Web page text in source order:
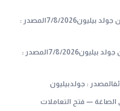
التقرير اليومي للذهب عالميا من جولد بيليون7/8/2026المصدر :
التقرير اليومي للذهب محليا من جولد بيليون7/8/2026المصدر :
: جولدبيليون
في الصاغة — فتح التعاملات